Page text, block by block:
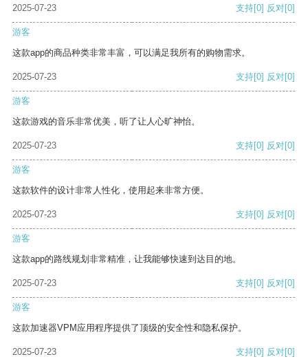
2025-07-23 支持[0] 反对[0]
游客
这款app的商品种类非常丰富，可以满足我所有的购物需求。
2025-07-23 支持[0] 反对[0]
游客
这款游戏的音乐非常优美，听了让人心旷神怡。
2025-07-23 支持[0] 反对[0]
游客
这款软件的设计非常人性化，使用起来非常方便。
2025-07-23 支持[0] 反对[0]
游客
这款app的路线规划非常精准，让我能够快速到达目的地。
2025-07-23 支持[0] 反对[0]
游客
这款加速器VPM应用程序提供了顶级的安全性和隐私保护。
2025-07-23 支持[0] 反对[0]